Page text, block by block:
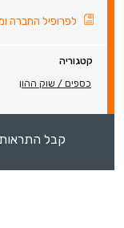
לפרופיל החברה
קטגוריה
כספים / שוק ההון
קבל התראות